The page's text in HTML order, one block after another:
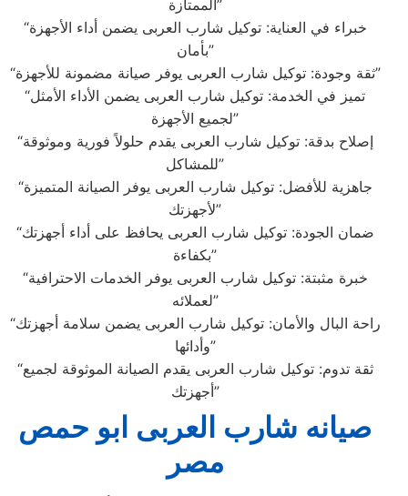
الممتازة”
“خبراء في العناية: توكيل شارب العربى يضمن أداء الأجهزة
بأمان”
“ثقة وجودة: توكيل شارب العربى يوفر صيانة مضمونة للأجهزة”
“تميز في الخدمة: توكيل شارب العربى يضمن الأداء الأمثل
لجميع الأجهزة”
“إصلاح بدقة: توكيل شارب العربى يقدم حلولاً فورية وموثوقة
للمشاكل”
“جاهزية للأفضل: توكيل شارب العربى يوفر الصيانة المتميزة
لأجهزتك”
“ضمان الجودة: توكيل شارب العربى يحافظ على أداء أجهزتك
بكفاءة”
“خبرة مثبتة: توكيل شارب العربى يوفر الخدمات الاحترافية
لعملائه”
“راحة البال والأمان: توكيل شارب العربى يضمن سلامة أجهزتك
وأدائها”
“ثقة تدوم: توكيل شارب العربى يقدم الصيانة الموثوقة لجميع
أجهزتك”
صيانه شارب العربى ابو حمص
مصر